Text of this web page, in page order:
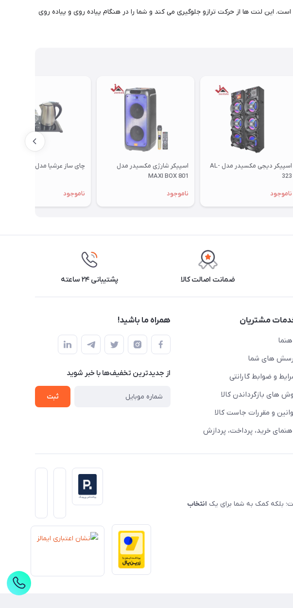
این لنت ها از حرکت ترازو جلوگیری می کند و شما را در هنگام پیاده روی و پیاده روی
اسپيكر دیجی مکسیدر مدل AL-
323
ناموجود
اسپیکر شارژی مکسیدر مدل
MAXI BOX 801
ناموجود
چای ساز عرشیا مدل T162-2246
ناموجود
ضمانت اصالت کالا پشتیبانی ۲۴ ساعته
مشتریان
های شما
و ضوابط گارانتی
های بازگرداندن کالا
و مقررات جاست کالا
خرید، پرداخت، پردازش
همراه ما باشید!
از جدید‌ترین تخفیف‌ها با‌ خبر شوید
ثبت
بلکه کمک به شما برای یک انتخاب